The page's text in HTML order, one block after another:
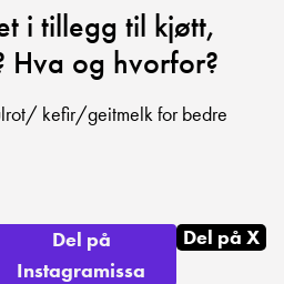
i tillegg til kjøtt,
Hva og hvorfor?
kefir/geitmelk for bedre
Del på
Instagramissa
Del på X